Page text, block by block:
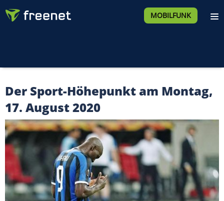
MOBILFUNK
Der Sport-Höhepunkt am Montag,
17. August 2020